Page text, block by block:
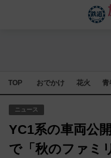
TOP おでかけ 花火 青
ニュース
YC1系の車両公
で「秋のファミ